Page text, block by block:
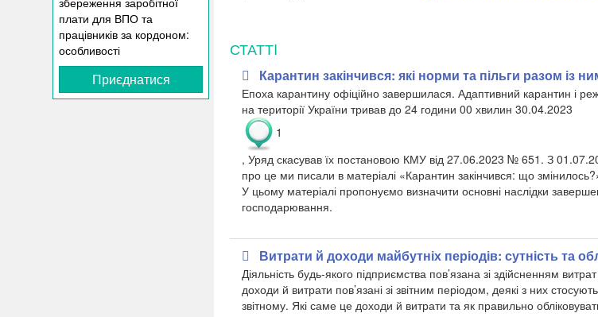
Приєднатися
СТАТТI
Карантин закінчився: які норми та пільги разом із
Епоха карантину офіційно завершилася. Адаптивний карантин і
на території України тривав до 24 години 00 хвилин 30.04.2023
1
, Уряд скасував їх постановою КМУ від 27.06.2023 № 651. З
про це ми писали в матеріалі «Карантин закінчився: що
У цьому матеріалі пропонуємо визначити основні наслідки
господарювання.
Витрати й доходи майбутніх періодів: сутність та
Діяльність будь-якого підприємства пов’язана зі здійсненням
доходи й витрати пов’язані зі звітним періодом, деякі з них
звітному. Які саме це доходи й витрати та як правильно